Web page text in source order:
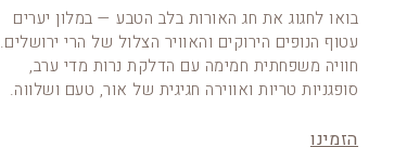
בואו לחגוג את חג האורות בלב הטבע — במלון יערים
עטוף הנופים הירוקים והאוויר הצלול של הרי ירושלים.
חוויה משפחתית חמימה עם הדלקת נרות מדי ערב,
סופגניות טריות ואווירה חגיגית של אור, טעם ושלווה.
הזמינו